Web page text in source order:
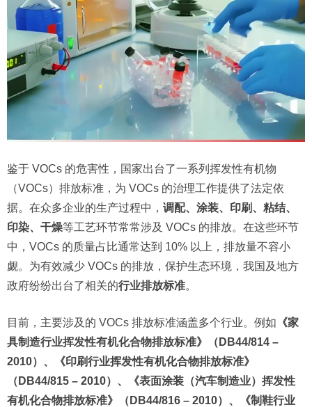
鉴于 VOCs 的危害性，国家出台了一系列挥发性有机物
（VOCs）排放标准，为 VOCs 的治理工作提供了法定依
据。在众多企业的生产过程中， 调配、涂装、印刷、粘结、
印染、干燥等工艺环节常常涉及 VOCs 的排放。在这些环节
中，VOCs 的质量占比通常达到 10% 以上，排放量不容小
觑。为有效减少 VOCs 的排放，保护生态环境，我国及地方
政府纷纷出台了相关的行业排放标准。
目前，主要涉及的 VOCs 排放标准涵盖多个行业。例如 《家
具制造行业挥发性有机化合物排放标准》（DB44/814 –
2010）、《印刷行业挥发性有机化合物排放标准》
（DB44/815 – 2010）、《表面涂装（汽车制造业）挥发性
有机化合物排放标准》（DB44/816 – 2010）、《制鞋行业